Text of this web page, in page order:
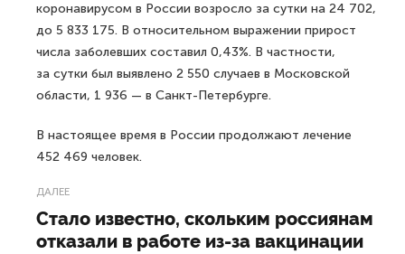
коронавирусом в России возросло за сутки на 24 702,
до 5 833 175. В относительном выражении прирост
числа заболевших составил 0,43%. В частности,
за сутки был выявлено 2 550 случаев в Московской
области, 1 936 — в Санкт-Петербурге.
В настоящее время в России продолжают лечение
452 469 человек.
ДАЛЕЕ
Стало известно, скольким россиянам
отказали в работе из-за вакцинации